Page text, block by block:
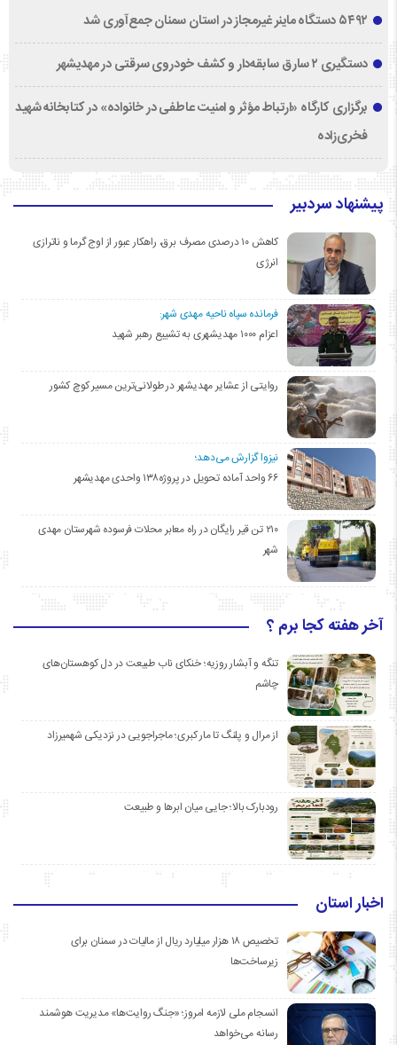
۵۴۹۲ دستگاه ماینر غیرمجاز در استان سمنان جمع‌آوری شد
دستگیری ۲ سارق سابقه‌دار و کشف خودروی سرقتی در مهدیشهر
برگزاری کارگاه «ارتباط مؤثر و امنیت عاطفی در خانواده» در کتابخانه شهید
فخری‌زاده
پیشنهاد سردبیر
کاهش ۱۰ درصدی مصرف برق، راهکار عبور از اوج گرما و ناترازی
انرژی
فرمانده سپاه ناحیه مهدی شهر:
اعزام ۱۰۰۰ مهدیشهری به تشییع رهبر شهید
روایتی از عشایر مهدیشهر در طولانی‌ترین مسیر کوچ کشور
نیزوا گزارش می‌دهد؛
۶۶ واحد آماده تحویل در پروژه۱۳۸ واحدی مهدیشهر
۲۱۰ تن قیر رایگان در راه معابر محلات فرسوده شهرستان مهدی
شهر
آخر هفته کجا برم ؟
تنگه و آبشار روزیه؛ خنکای ناب طبیعت در دل کوهستان‌های
چاشم
از مرال و پلنگ تا مار کبری؛ ماجراجویی در نزدیکی شهمیرزاد
رودبارک بالا؛ جایی میان ابرها و طبیعت
اخبار استان
تخصیص ۱۸ هزار میلیارد ریال از مالیات در سمنان برای
زیرساخت‌ها
انسجام ملی لازمه امروز؛ «جنگ روایت‌ها» مدیریت هوشمند
رسانه می‌خواهد